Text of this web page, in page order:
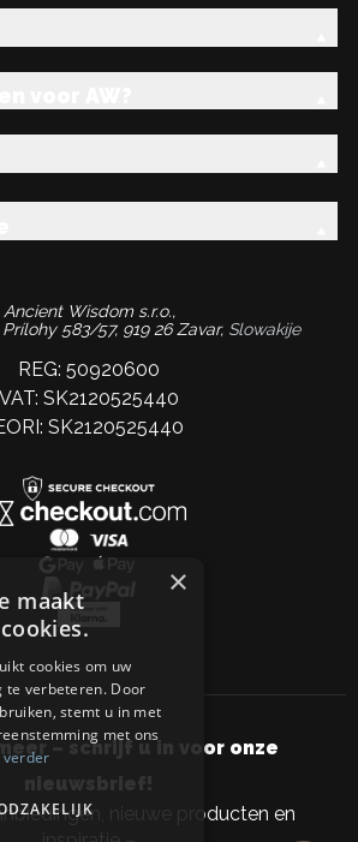
Ancient Wisdom s.r.o.,
583/57, 919 26 Zavar, Slowakije
REG: 50920600
VAT: SK2120525440
SK2120525440
– schrijf u in voor onze
nieuwsbrief!
nieuwe producten en
×
maakt
cookies om uw
verbeteren. Door
stemt u in met
met ons
verder